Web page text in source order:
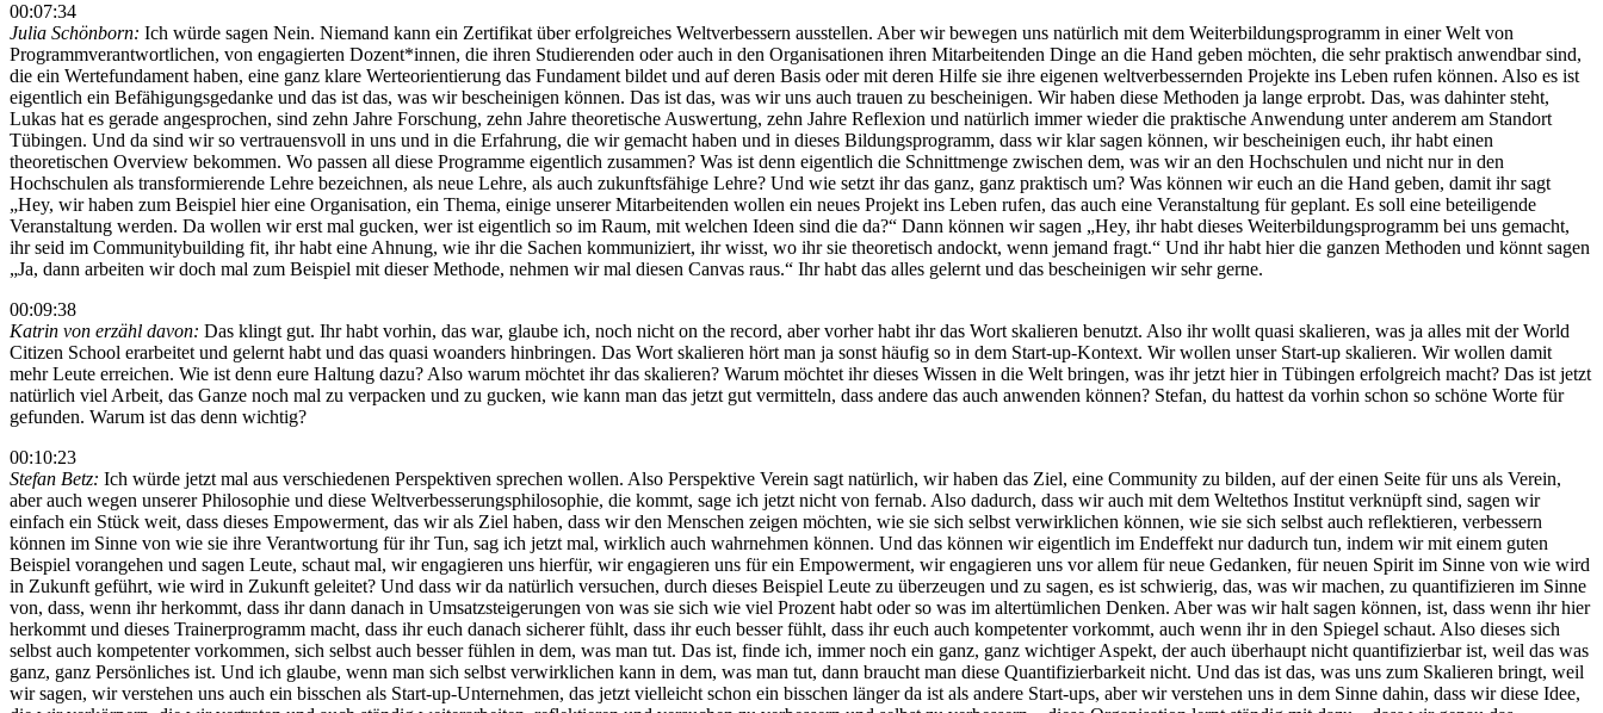
00:07:34
Julia Schönborn: Ich würde sagen Nein. Niemand kann ein Zertifikat über erfolgreiches Weltverbessern ausstellen. Aber wir bewegen uns natürlich mit dem Weiterbildungsprogramm in einer Welt von
Programmverantwortlichen, von engagierten Dozent*innen, die ihren Studierenden oder auch in den Organisationen ihren Mitarbeitenden Dinge an die Hand geben möchten, die sehr praktisch anwendbar sind,
die ein Wertefundament haben, eine ganz klare Werteorientierung das Fundament bildet und auf deren Basis oder mit deren Hilfe sie ihre eigenen weltverbessernden Projekte ins Leben rufen können. Also es ist
eigentlich ein Befähigungsgedanke und das ist das, was wir bescheinigen können. Das ist das, was wir uns auch trauen zu bescheinigen. Wir haben diese Methoden ja lange erprobt. Das, was dahinter steht,
Lukas hat es gerade angesprochen, sind zehn Jahre Forschung, zehn Jahre theoretische Auswertung, zehn Jahre Reflexion und natürlich immer wieder die praktische Anwendung unter anderem am Standort
Tübingen. Und da sind wir so vertrauensvoll in uns und in die Erfahrung, die wir gemacht haben und in dieses Bildungsprogramm, dass wir klar sagen können, wir bescheinigen euch, ihr habt einen
theoretischen Overview bekommen. Wo passen all diese Programme eigentlich zusammen? Was ist denn eigentlich die Schnittmenge zwischen dem, was wir an den Hochschulen und nicht nur in den
Hochschulen als transformierende Lehre bezeichnen, als neue Lehre, als auch zukunftsfähige Lehre? Und wie setzt ihr das ganz, ganz praktisch um? Was können wir euch an die Hand geben, damit ihr sagt
„Hey, wir haben zum Beispiel hier eine Organisation, ein Thema, einige unserer Mitarbeitenden wollen ein neues Projekt ins Leben rufen, das auch eine Veranstaltung für geplant. Es soll eine beteiligende
Veranstaltung werden. Da wollen wir erst mal gucken, wer ist eigentlich so im Raum, mit welchen Ideen sind die da?“ Dann können wir sagen „Hey, ihr habt dieses Weiterbildungsprogramm bei uns gemacht,
ihr seid im Communitybuilding fit, ihr habt eine Ahnung, wie ihr die Sachen kommuniziert, ihr wisst, wo ihr sie theoretisch andockt, wenn jemand fragt.“ Und ihr habt hier die ganzen Methoden und könnt sagen
„Ja, dann arbeiten wir doch mal zum Beispiel mit dieser Methode, nehmen wir mal diesen Canvas raus.“ Ihr habt das alles gelernt und das bescheinigen wir sehr gerne.
00:09:38
Katrin von erzähl davon: Das klingt gut. Ihr habt vorhin, das war, glaube ich, noch nicht on the record, aber vorher habt ihr das Wort skalieren benutzt. Also ihr wollt quasi skalieren, was ja alles mit der World
Citizen School erarbeitet und gelernt habt und das quasi woanders hinbringen. Das Wort skalieren hört man ja sonst häufig so in dem Start-up-Kontext. Wir wollen unser Start-up skalieren. Wir wollen damit
mehr Leute erreichen. Wie ist denn eure Haltung dazu? Also warum möchtet ihr das skalieren? Warum möchtet ihr dieses Wissen in die Welt bringen, was ihr jetzt hier in Tübingen erfolgreich macht? Das ist jetzt
natürlich viel Arbeit, das Ganze noch mal zu verpacken und zu gucken, wie kann man das jetzt gut vermitteln, dass andere das auch anwenden können? Stefan, du hattest da vorhin schon so schöne Worte für
gefunden. Warum ist das denn wichtig?
00:10:23
Stefan Betz: Ich würde jetzt mal aus verschiedenen Perspektiven sprechen wollen. Also Perspektive Verein sagt natürlich, wir haben das Ziel, eine Community zu bilden, auf der einen Seite für uns als Verein,
aber auch wegen unserer Philosophie und diese Weltverbesserungsphilosophie, die kommt, sage ich jetzt nicht von fernab. Also dadurch, dass wir auch mit dem Weltethos Institut verknüpft sind, sagen wir
einfach ein Stück weit, dass dieses Empowerment, das wir als Ziel haben, dass wir den Menschen zeigen möchten, wie sie sich selbst verwirklichen können, wie sie sich selbst auch reflektieren, verbessern
können im Sinne von wie sie ihre Verantwortung für ihr Tun, sag ich jetzt mal, wirklich auch wahrnehmen können. Und das können wir eigentlich im Endeffekt nur dadurch tun, indem wir mit einem guten
Beispiel vorangehen und sagen Leute, schaut mal, wir engagieren uns hierfür, wir engagieren uns für ein Empowerment, wir engagieren uns vor allem für neue Gedanken, für neuen Spirit im Sinne von wie wird
in Zukunft geführt, wie wird in Zukunft geleitet? Und dass wir da natürlich versuchen, durch dieses Beispiel Leute zu überzeugen und zu sagen, es ist schwierig, das, was wir machen, zu quantifizieren im Sinne
von, dass, wenn ihr herkommt, dass ihr dann danach in Umsatzsteigerungen von was sie sich wie viel Prozent habt oder so was im altertümlichen Denken. Aber was wir halt sagen können, ist, dass wenn ihr hier
herkommt und dieses Trainerprogramm macht, dass ihr euch danach sicherer fühlt, dass ihr euch besser fühlt, dass ihr euch auch kompetenter vorkommt, auch wenn ihr in den Spiegel schaut. Also dieses sich
selbst auch kompetenter vorkommen, sich selbst auch besser fühlen in dem, was man tut. Das ist, finde ich, immer noch ein ganz, ganz wichtiger Aspekt, der auch überhaupt nicht quantifizierbar ist, weil das was
ganz, ganz Persönliches ist. Und ich glaube, wenn man sich selbst verwirklichen kann in dem, was man tut, dann braucht man diese Quantifizierbarkeit nicht. Und das ist das, was uns zum Skalieren bringt, weil
wir sagen, wir verstehen uns auch ein bisschen als Start-up-Unternehmen, das jetzt vielleicht schon ein bisschen länger da ist als andere Start-ups, aber wir verstehen uns in dem Sinne dahin, dass wir diese Idee,